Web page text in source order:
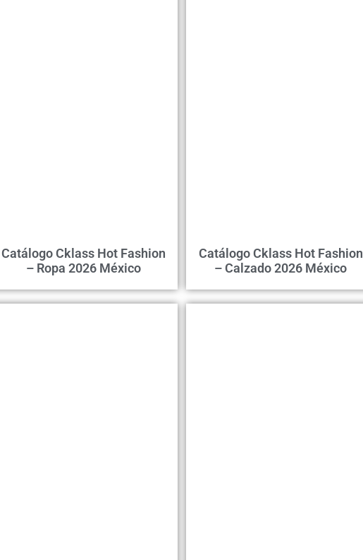
Catálogo Cklass Hot Fashion
– Ropa 2026 México
Catálogo Cklass Hot Fashion
– Calzado 2026 México